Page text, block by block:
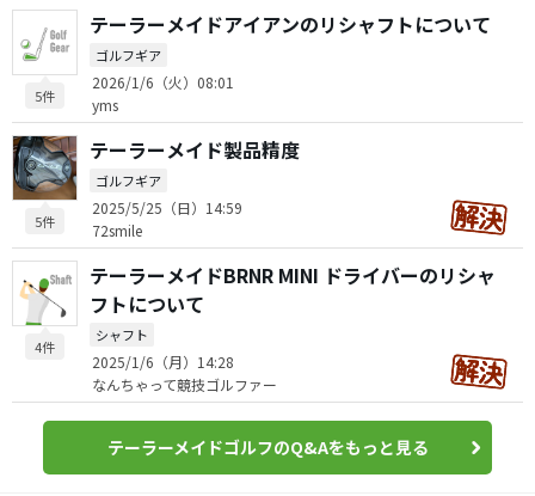
5件
テーラーメイドアイアンのリシャフトについて
ゴルフギア
2026/1/6（火）08:01
yms
5件
テーラーメイド製品精度
ゴルフギア
2025/5/25（日）14:59
72smile
4件
テーラーメイドBRNR MINI ドライバーのリシャ
フトについて
シャフト
2025/1/6（月）14:28
なんちゃって競技ゴルファー
テーラーメイドゴルフのQ&Aをもっと見る